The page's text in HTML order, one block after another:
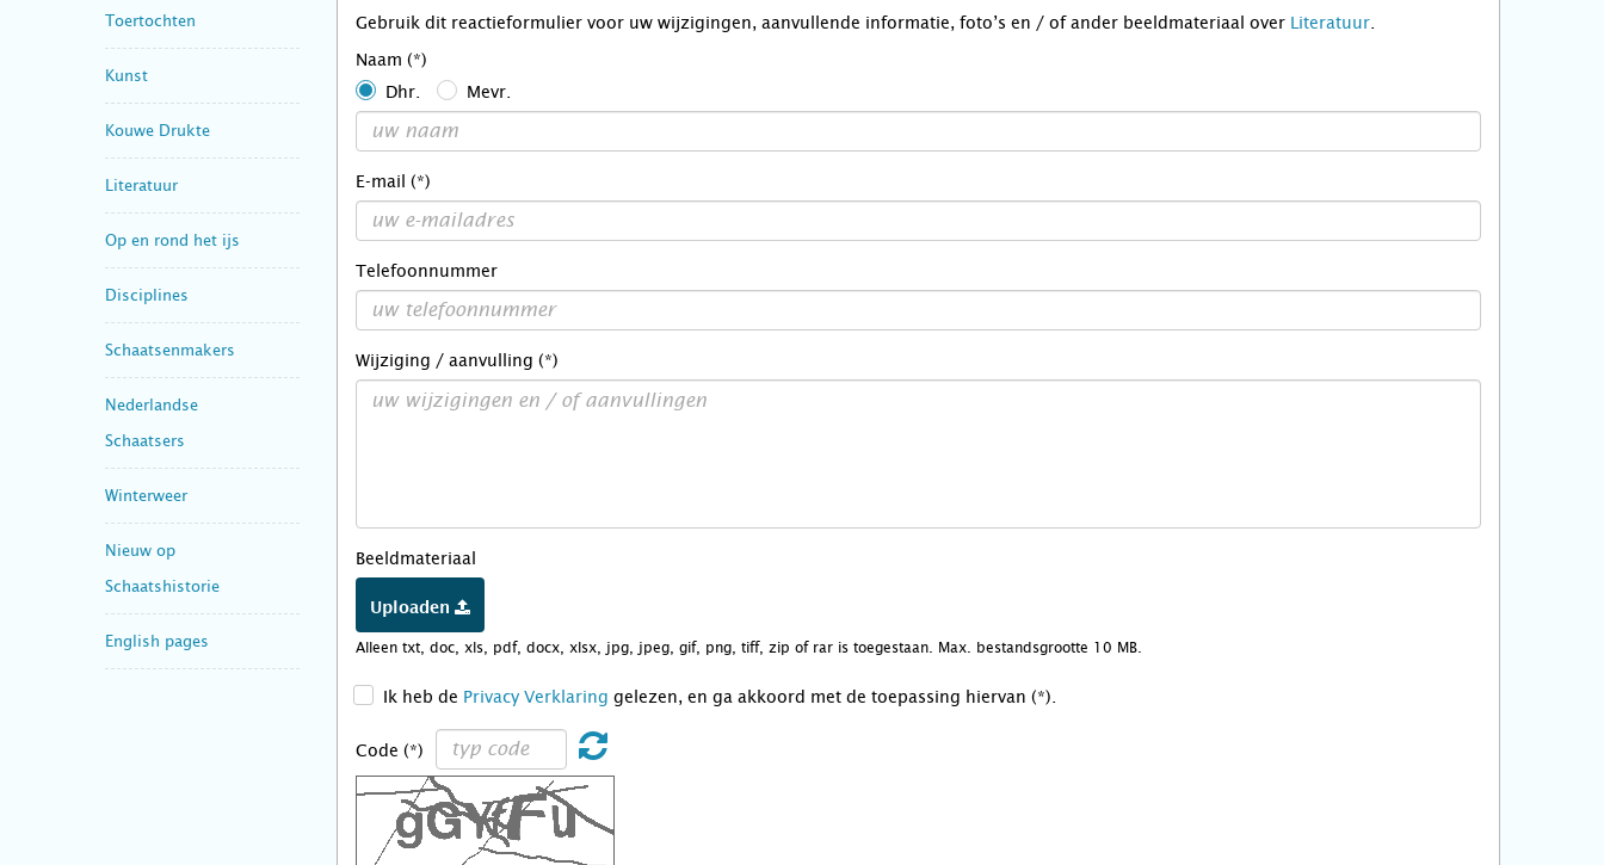
Toertochten
Kunst
Kouwe Drukte
Literatuur
Op en rond het ijs
Disciplines
Schaatsenmakers
Nederlandse
Schaatsers
Winterweer
Nieuw op
Schaatshistorie
English pages
Gebruik dit reactieformulier voor uw wijzigingen, aanvullende informatie, foto’s en / of ander beeldmateriaal over Literatuur
Naam (*)
Dhr.
Mevr.
E-mail (*)
Telefoonnummer
Wijziging / aanvulling (*)
Beeldmateriaal
Uploaden
Alleen txt, doc, xls, pdf, docx, xlsx, jpg, jpeg, gif, png, tiff, zip of rar is toegestaan. Max. bestandsgrootte 10 MB.
Ik heb de Privacy Verklaring gelezen, en ga akkoord met de toepassing hiervan (*).
Code (*)